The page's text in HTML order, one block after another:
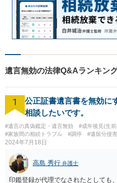
遺言無効の法律Q&Aランキン
1
公正証書遺言書を無効に
相談したいです。
#遺言の真偽鑑定・遺言無効 #成年後見(生
#家族間の相続トラブル
#調停 #遺留分侵
2024年7月18日
高島 秀行 弁護士
印鑑登録が代理でなされたとしても